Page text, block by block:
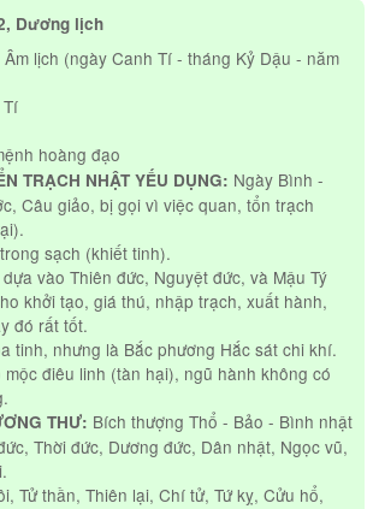
Dương lịch
lịch (ngày Canh Tí - tháng Kỷ Dậu - năm
hoàng đạo
TRẠCH NHẬT YẾU DỤNG: Ngày Bình -
Câu giảo, bị gọi vì việc quan, tổn trạch
sạch (khiết tinh).
vào Thiên đức, Nguyệt đức, và Mậu Tý
khởi tạo, giá thú, nhập trạch, xuất hành,
đó rất tốt.
tinh, nhưng là Bắc phương Hắc sát chi khí.
mộc điêu linh (tàn hại), ngũ hành không có
THƯ: Bích thượng Thổ - Bảo - Bình nhật
Thời đức, Dương đức, Dân nhật, Ngọc vũ,
Tử thần, Thiên lại, Chí tử, Tứ kỵ, Cửu hổ,